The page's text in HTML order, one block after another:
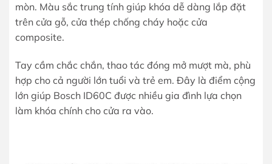
mòn. Màu sắc trung tính giúp khóa dễ dàng lắp đặt
trên cửa gỗ, cửa thép chống cháy hoặc cửa
composite.
Tay cầm chắc chắn, thao tác đóng mở mượt mà, phù
hợp cho cả người lớn tuổi và trẻ em. Đây là điểm cộng
lớn giúp Bosch ID60C được nhiều gia đình lựa chọn
làm khóa chính cho cửa ra vào.